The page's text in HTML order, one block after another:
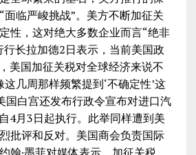
临严峻挑战”。美方不断加征关
性，这对绝大多数企业而言“绝非
行长拉加德2日表示，当前美国政
美国加征关税对全球经济来说不
几周那样频繁提到‘不确定性’这
国白宫还发布行政令宣布对进口汽
4月3日起执行。此举同样遭到美
批评和反对。美国商会负责国际